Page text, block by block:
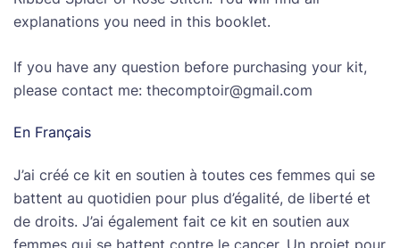
explanations you need in this booklet.
If you have any question before purchasing your kit,
please contact me: thecomptoir@gmail.com
En Français
J’ai créé ce kit en soutien à toutes ces femmes qui se
battent au quotidien pour plus d’égalité, de liberté et
de droits. J’ai également fait ce kit en soutien aux
femmes qui se battent contre le cancer. Un projet pour